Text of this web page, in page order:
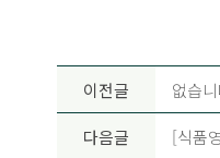
이전글 없습
다음글 [식품